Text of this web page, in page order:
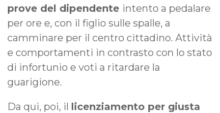
prove del dipendente intento a pedalare
per ore e, con il figlio sulle spalle, a
camminare per il centro cittadino. Attività
e comportamenti in contrasto con lo stato
di infortunio e voti a ritardare la
guarigione.
Da qui, poi, il licenziamento per giusta